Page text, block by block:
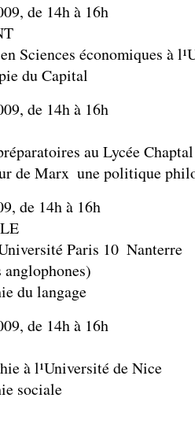
de 14h à 16h
Sciences économiques à
du Capital
de 14h à 16h
au Lycée
de Marx ­ une politique
de 14h à 16h
Paris 10 ­ Nanterre
anglophones)
du langage
de 14h à 16h
à l¹Université de Nice
sociale